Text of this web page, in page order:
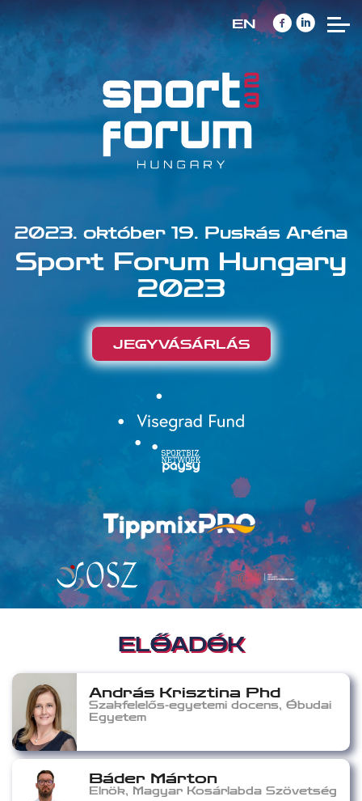
EN
2023. október 19. Puskás Aréna
Sport Forum Hungary
2023
JEGYVÁSÁRLÁS
ELŐADÓK
András Krisztina Phd
Szakfelelős-egyetemi docens, Óbudai
Egyetem
Báder Márton
Elnök, Magyar Kosárlabda Szövetség